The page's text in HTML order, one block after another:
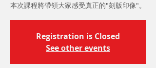
本次課程將帶領大家感受真正的"刻版印像"。
Registration is Closed
See other events